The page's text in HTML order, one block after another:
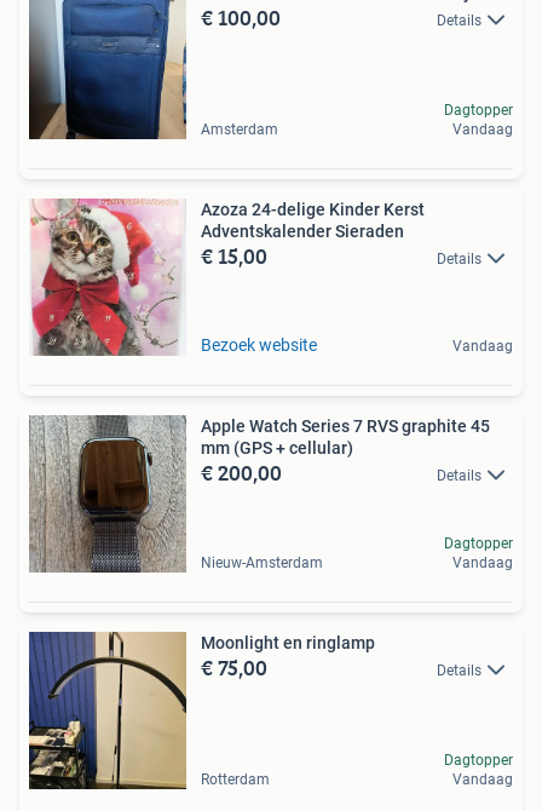
€ 100,00 Details
Amsterdam
Dagtopper
Vandaag
Azoza 24-delige Kinder Kerst
Adventskalender Sieraden
€ 15,00 Details
Bezoek website Vandaag
Apple Watch Series 7 RVS graphite 45
mm (GPS + cellular)
€ 200,00 Details
Nieuw-Amsterdam
Dagtopper
Vandaag
Moonlight en ringlamp
€ 75,00 Details
Rotterdam
Dagtopper
Vandaag